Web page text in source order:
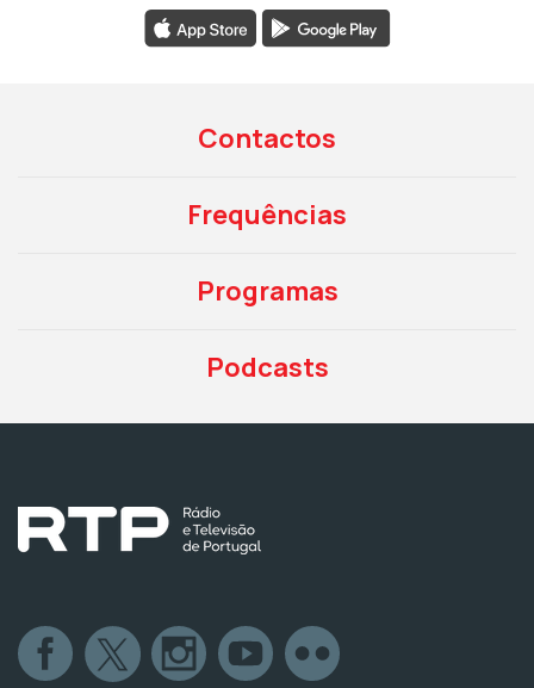
Contactos
Frequências
Programas
Podcasts